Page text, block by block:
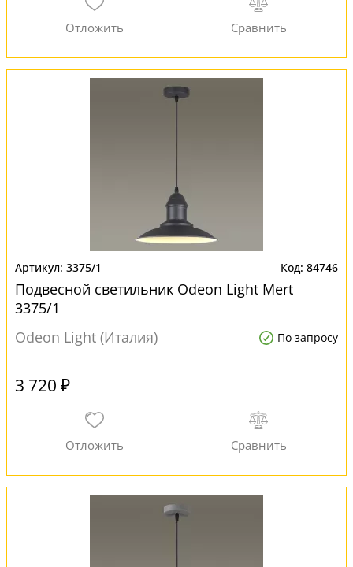
3375/1 84746
Подвесной светильник Odeon Light Mert
3375/1
Odeon Light (Италия)
По запросу
3 720 ₽